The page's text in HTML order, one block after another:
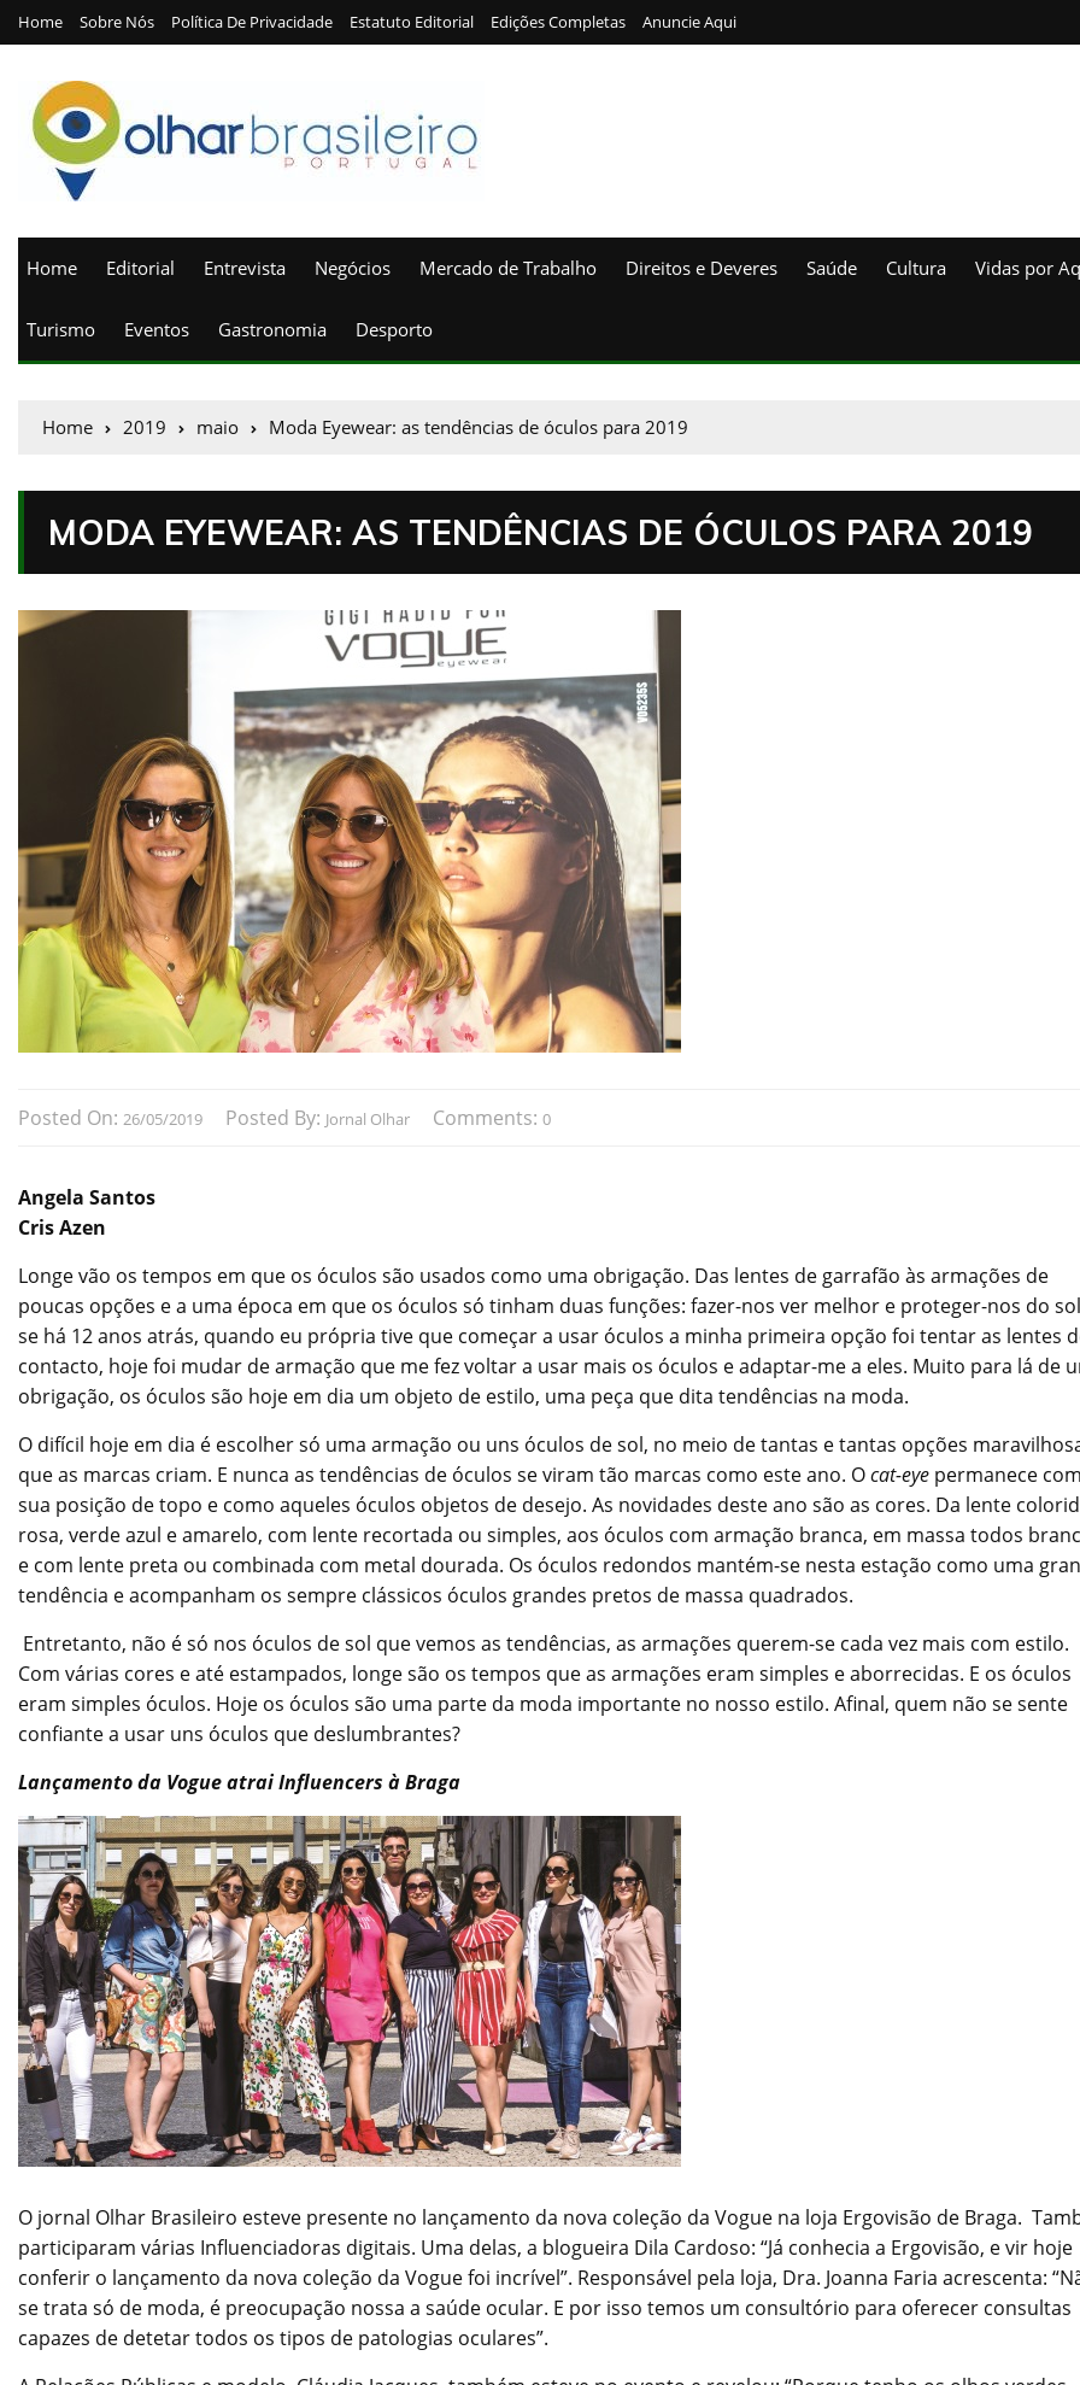
Home Sobre Nós Política De Privacidade Estatuto Editorial Edições Completas Anuncie Aqui
Home Editorial Entrevista Negócios Mercado de Trabalho Direitos e Deveres Saúde Cultura Vidas por
Turismo Eventos Gastronomia Desporto
Home 2019 maio Moda Eyewear: as tendências de óculos para 2019
MODA EYEWEAR: AS TENDÊNCIAS DE ÓCULOS PARA 2019
Posted On: 26/05/2019 Posted By: Jornal Olhar Comments: 0
Angela Santos
Cris Azen
Longe vão os tempos em que os óculos são usados como uma obrigação. Das lentes de garrafão às armações de
poucas opções e a uma época em que os óculos só tinham duas funções: fazer-nos ver melhor e proteger-nos do
se há 12 anos atrás, quando eu própria tive que começar a usar óculos a minha primeira opção foi tentar as lentes
contacto, hoje foi mudar de armação que me fez voltar a usar mais os óculos e adaptar-me a eles. Muito para lá de
obrigação, os óculos são hoje em dia um objeto de estilo, uma peça que dita tendências na moda.
O difícil hoje em dia é escolher só uma armação ou uns óculos de sol, no meio de tantas e tantas opções
que as marcas criam. E nunca as tendências de óculos se viram tão marcas como este ano. Ocat-eye permanece
sua posição de topo e como aqueles óculos objetos de desejo. As novidades deste ano são as cores. Da lente
rosa, verde azul e amarelo, com lente recortada ou simples, aos óculos com armação branca, em massa todos
e com lente preta ou combinada com metal dourada. Os óculos redondos mantém-se nesta estação como uma
tendência e acompanham os sempre clássicos óculos grandes pretos de massa quadrados.
Entretanto, não é só nos óculos de sol que vemos as tendências, as armações querem-se cada vez mais com estilo.
Com várias cores e até estampados, longe são os tempos que as armações eram simples e aborrecidas. E os óculos
eram simples óculos. Hoje os óculos são uma parte da moda importante no nosso estilo. Afinal, quem não se sente
confiante a usar uns óculos que deslumbrantes?
Lançamento da Vogue atrai Influencers à Braga
O jornal Olhar Brasileiro esteve presente no lançamento da nova coleção da Vogue na loja Ergovisão de Braga.
participaram várias Influenciadoras digitais. Uma delas, a blogueira Dila Cardoso: “Já conhecia a Ergovisão, e vir hoje
conferir o lançamento da nova coleção da Vogue foi incrível”. Responsável pela loja, Dra. Joanna Faria acrescenta:
se trata só de moda, é preocupação nossa a saúde ocular. E por isso temos um consultório para oferecer consultas
capazes de detetar todos os tipos de patologias oculares”.